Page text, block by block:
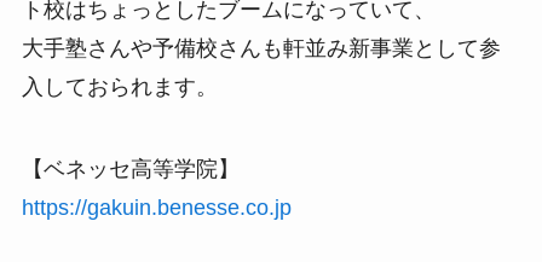
ト校はちょっとしたブームになっていて、
大手塾さんや予備校さんも軒並み新事業として参
入しておられます。
【ベネッセ高等学院】
https://gakuin.benesse.co.jp